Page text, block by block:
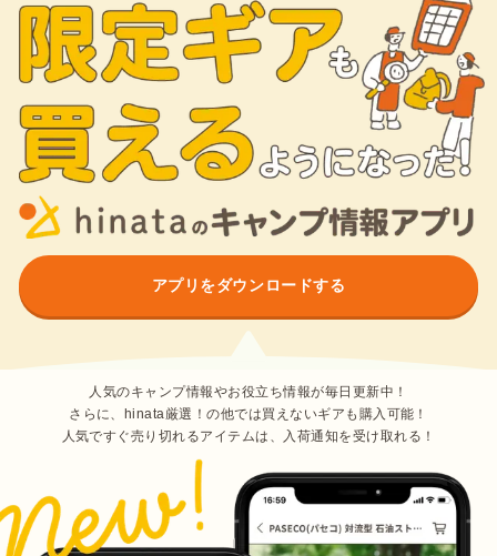
アプリをダウンロードする
人気のキャンプ情報やお役立ち情報が毎日更新中！
さらに、hinata厳選！の他では買えないギアも購入可能！
人気ですぐ売り切れるアイテムは、入荷通知を受け取れる！